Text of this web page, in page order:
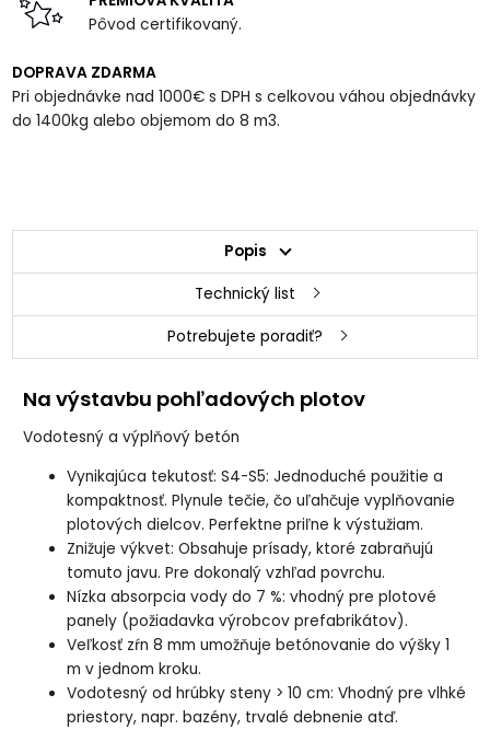
Pôvod certifikovaný.
DOPRAVA ZDARMA
Pri objednávke nad 1000€ s DPH s celkovou váhou objednávky
do 1400kg alebo objemom do 8 m3.
Popis
Technický list
Potrebujete poradiť?
Na výstavbu pohľadových plotov
Vodotesný a výplňový betón
Vynikajúca tekutosť: S4-S5: Jednoduché použitie a
kompaktnosť. Plynule tečie, čo uľahčuje vyplňovanie
plotových dielcov. Perfektne priľne k výstužiam.
Znižuje výkvet: Obsahuje prísady, ktoré zabraňujú
tomuto javu. Pre dokonalý vzhľad povrchu.
Nízka absorpcia vody do 7 %: vhodný pre plotové
panely (požiadavka výrobcov prefabrikátov).
Veľkosť zŕn 8 mm umožňuje betónovanie do výšky 1
m v jednom kroku.
Vodotesný od hrúbky steny > 10 cm: Vhodný pre vlhké
priestory, napr. bazény, trvalé debnenie atď.